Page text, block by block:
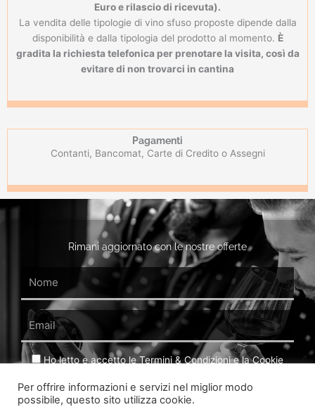
Euro e rilascio di ricevuta).
La vendita delle tipologie di vino sfuso proposte dipende dalla
disponibilità e dalla tipologia del prodotto al momento. È
gradita la richiesta telefonica per prenotare la visita, così da
evitare di non trovarci in cantina
Pagamenti
Contanti, Bancomat, Carte di Credito o Assegni
Rimani aggiornato con le nostre offerte
Email
GDPRHo letto e accetto le Termini & Condizioni e la Cookie
INVIAMI OFFERTE & PROMOZIONI
Per offrire informazioni e servizi nel miglior modo
possibile, questo sito utilizza cookie.